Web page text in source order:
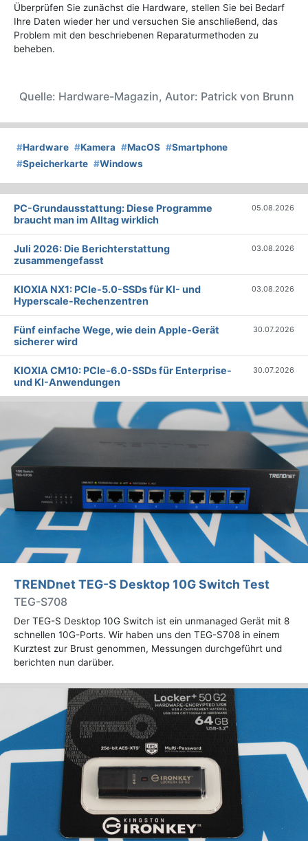
Überprüfen Sie zunächst die Hardware, stellen Sie bei Bedarf
Ihre Daten wieder her und versuchen Sie anschließend, das
Problem mit den beschriebenen Reparaturmethoden zu
beheben.
Quelle: Hardware-Magazin, Autor: Patrick von Brunn
#Hardware #Kamera #MacOS #Smartphone
#Speicherkarte #Windows
PC-Grundausstattung: Diese Programme
braucht man im Alltag wirklich
05.08.2026
Juli 2026: Die Bericht­erstattung
zusammengefasst
03.08.2026
KIOXIA NX1: PCIe-5.0-SSDs für KI- und
Hyperscale-Rechenzentren
03.08.2026
Fünf einfache Wege, wie dein Apple-Gerät
sicherer wird
30.07.2026
KIOXIA CM10: PCIe-6.0-SSDs für Enterprise-
und KI-Anwendungen
30.07.2026
TRENDnet TEG-S Desktop 10G Switch Test
TEG-S708
Der TEG-S Desktop 10G Switch ist ein unmanaged Gerät mit 8
schnellen 10G-Ports. Wir haben uns den TEG-S708 in einem
Kurztest zur Brust genommen, Messungen durchgeführt und
berichten nun darüber.